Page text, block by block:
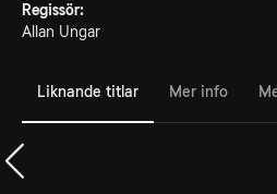
Regissör:
Allan Ungar
Liknande titlar Mer info